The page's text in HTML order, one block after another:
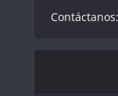
Contáctanos: